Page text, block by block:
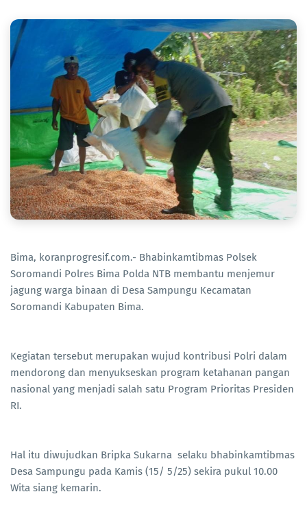
Bima, koranprogresif.com.- Bhabinkamtibmas Polsek
Soromandi Polres Bima Polda NTB membantu menjemur
jagung warga binaan di Desa Sampungu Kecamatan
Soromandi Kabupaten Bima.
Kegiatan tersebut merupakan wujud kontribusi Polri dalam
mendorong dan menyukseskan program ketahanan pangan
nasional yang menjadi salah satu Program Prioritas Presiden
RI.
Hal itu diwujudkan Bripka Sukarna selaku bhabinkamtibmas
Desa Sampungu pada Kamis (15/ 5/25) sekira pukul 10.00
Wita siang kemarin.